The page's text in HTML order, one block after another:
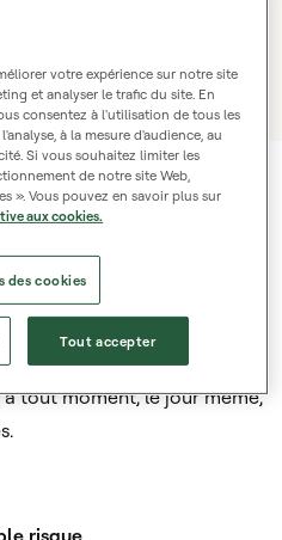
avec des intérêts pouvant
tout moment, le jour même,
votre expérience sur notre site
et analyser le trafic du site. En
consentez à l'utilisation de tous les
à la mesure d'audience, au
Si vous souhaitez limiter les
de notre site Web,
». Vous pouvez en savoir plus sur
aux cookies.
des cookies
Tout accepter